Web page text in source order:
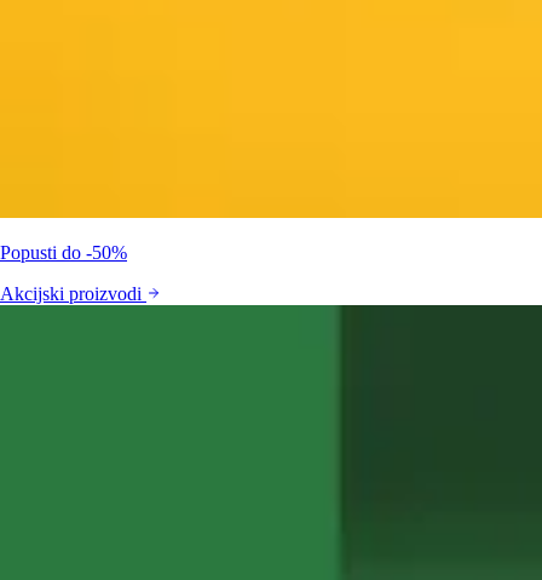
Popusti do -50%
Akcijski proizvodi